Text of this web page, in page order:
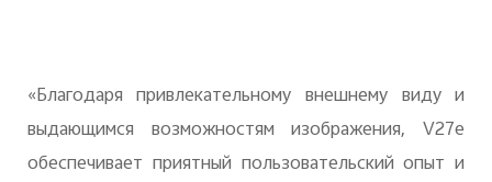
«Благодаря привлекательному внешнему виду и
выдающимся возможностям изображения, V27e
обеспечивает приятный пользовательский опыт и